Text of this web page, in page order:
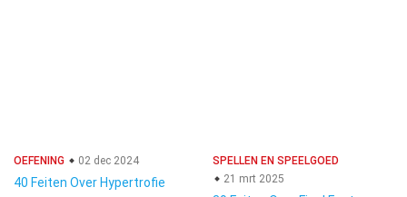
OEFENING 02 dec 2024
40 Feiten Over Hypertrofie
SPELLEN EN SPEELGOED
21 mrt 2025